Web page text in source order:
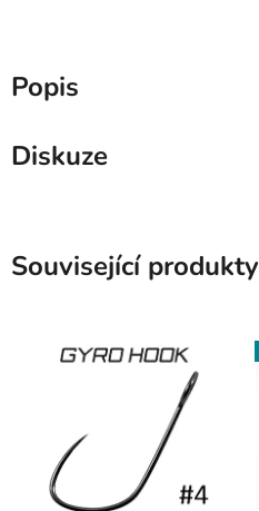
Popis
Diskuze
Související produkty